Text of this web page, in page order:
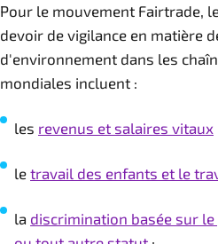
Pour le mouvement Fairtrade,
devoir de vigilance en matière
d'environnement dans les
mondiales incluent :
les revenus et salaires vitaux
le travail des enfants et le
la discrimination basée sur